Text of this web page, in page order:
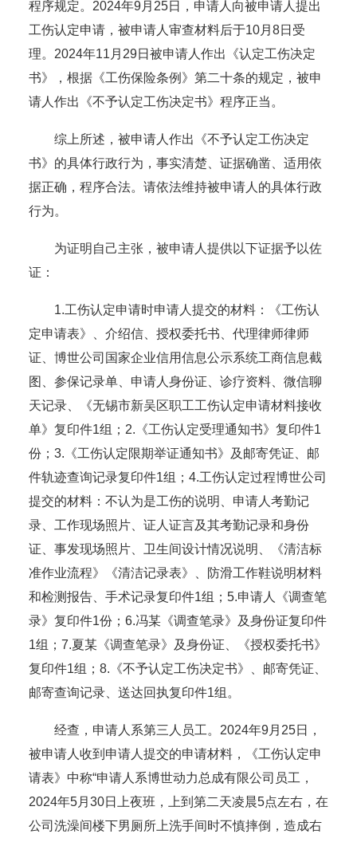
程序规定。2024年9月25日，申请人向被申请人提出
工伤认定申请，被申请人审查材料后于10月8日受
理。2024年11月29日被申请人作出《认定工伤决定
书》，根据《工伤保险条例》第二十条的规定，被申
请人作出《不予认定工伤决定书》程序正当。
综上所述，被申请人作出《不予认定工伤决定
书》的具体行政行为，事实清楚、证据确凿、适用依
据正确，程序合法。请依法维持被申请人的具体行政
行为。
为证明自己主张，被申请人提供以下证据予以佐
证：
1.工伤认定申请时申请人提交的材料：《工伤认
定申请表》、介绍信、授权委托书、代理律师律师
证、博世公司国家企业信用信息公示系统工商信息截
图、参保记录单、申请人身份证、诊疗资料、微信聊
天记录、《无锡市新吴区职工工伤认定申请材料接收
单》复印件1组；2.《工伤认定受理通知书》复印件1
份；3.《工伤认定限期举证通知书》及邮寄凭证、邮
件轨迹查询记录复印件1组；4.工伤认定过程博世公司
提交的材料：不认为是工伤的说明、申请人考勤记
录、工作现场照片、证人证言及其考勤记录和身份
证、事发现场照片、卫生间设计情况说明、《清洁标
准作业流程》《清洁记录表》、防滑工作鞋说明材料
和检测报告、手术记录复印件1组；5.申请人《调查笔
录》复印件1份；6.冯某《调查笔录》及身份证复印件
1组；7.夏某《调查笔录》及身份证、《授权委托书》
复印件1组；8.《不予认定工伤决定书》、邮寄凭证、
邮寄查询记录、送达回执复印件1组。
经查，申请人系第三人员工。2024年9月25日，
被申请人收到申请人提交的申请材料，《工伤认定申
请表》中称“申请人系博世动力总成有限公司员工，
2024年5月30日上夜班，上到第二天凌晨5点左右，在
公司洗澡间楼下男厕所上洗手间时不慎摔倒，造成右